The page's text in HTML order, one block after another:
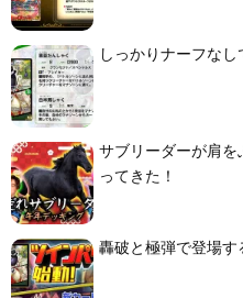
しっかりナーフなし
サブリーダーが肩
ってきた！
轟破と極弾で登場す